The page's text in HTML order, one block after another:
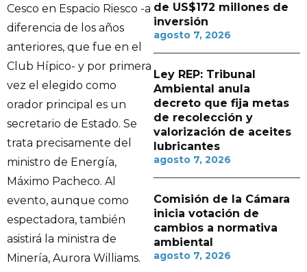
Cesco en Espacio Riesco -a
diferencia de los años
anteriores, que fue en el
Club Hípico- y por primera
vez el elegido como
orador principal es un
secretario de Estado. Se
trata precisamente del
ministro de Energía,
Máximo Pacheco. Al
evento, aunque como
espectadora, también
asistirá la ministra de
Minería, Aurora Williams.
de US$172 millones de
inversión
agosto 7, 2026
Ley REP: Tribunal
Ambiental anula
decreto que fija metas
de recolección y
valorización de aceites
lubricantes
agosto 7, 2026
Comisión de la Cámara
inicia votación de
cambios a normativa
ambiental
agosto 7, 2026